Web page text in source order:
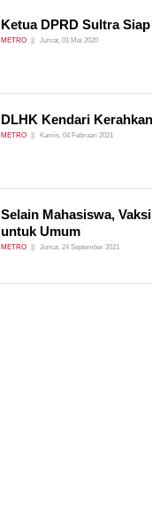
Ketua DPRD Sultra
METRO Jumat, 01 Mei 2020
DLHK Kendari
METRO Kamis, 04 Februari 2021
Selain Mahasiswa,
untuk Umum
METRO Jumat, 24 September 2021